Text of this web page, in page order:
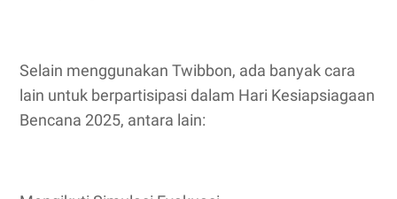
Selain menggunakan Twibbon, ada banyak cara
lain untuk berpartisipasi dalam Hari Kesiapsiagaan
Bencana 2025, antara lain: